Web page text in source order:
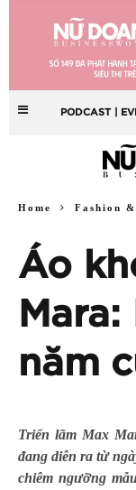
PODCAST |
Home Fashion
Áo
năm
Triển lãm Max
đang diễn ra từ
chiêm ngưỡng